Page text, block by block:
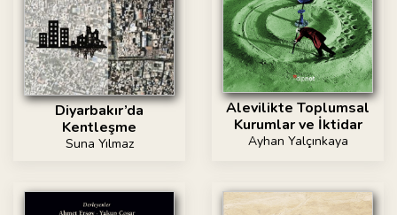
Diyarbakır’da
Kentleşme
Suna Yılmaz
Alevilikte Toplumsal
Kurumlar ve İktidar
Ayhan Yalçınkaya